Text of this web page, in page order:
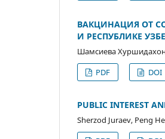
ВАКЦИНАЦИЯ ОТ
И РЕСПУБЛИКЕ
Шамсиева
PDF
DOI
PUBLIC INTEREST
Sherzod Juraev, Peng